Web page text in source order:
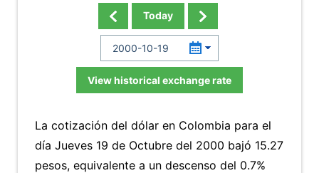
Today
View historical exchange rate
La cotización del dólar en Colombia para el
día Jueves 19 de Octubre del 2000 bajó 15.27
pesos, equivalente a un descenso del 0.7%